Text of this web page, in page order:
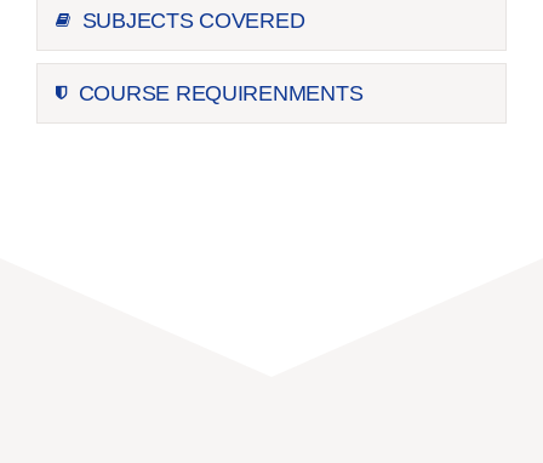
SUBJECTS COVERED
COURSE REQUIRENMENTS